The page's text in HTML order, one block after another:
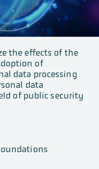
the effects of the
of
data processing
data
of public security